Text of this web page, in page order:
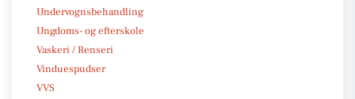
Undervognsbehandling
Ungdoms- og efterskole
Vaskeri / Renseri
Vinduespudser
VVS